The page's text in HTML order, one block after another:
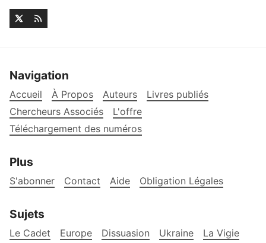
Navigation
Accueil À Propos Auteurs
Livres publiés
Chercheurs Associés
L'offre
Téléchargement des numéros
Plus
S'abonner Contact Aide Obligation Légales
Sujets
Le Cadet Europe Dissuasion Ukraine La Vigie